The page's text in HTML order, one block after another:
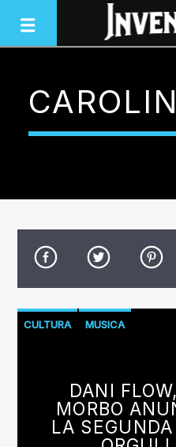
JUNTOS
TÍTULO
ARTISTA
CULTURA MUSICA
DANI
MORBO
LA